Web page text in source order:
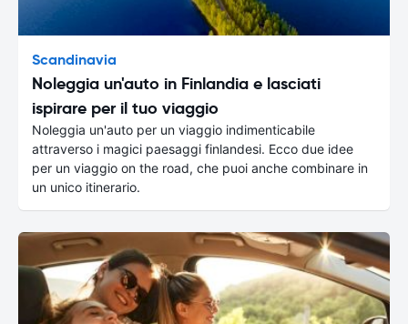
Scandinavia
Noleggia un'auto in Finlandia e lasciati
ispirare per il tuo viaggio
Noleggia un'auto per un viaggio indimenticabile
attraverso i magici paesaggi finlandesi. Ecco due idee
per un viaggio on the road, che puoi anche combinare in
un unico itinerario.